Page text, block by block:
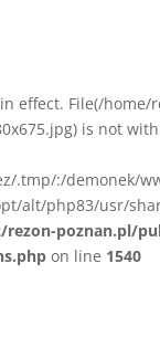
effect. File(/
is not
.tmp/:/demonek/
alt/php83/usr/
poznan.pl/
on line 1540